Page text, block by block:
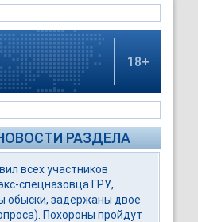
18+
РАЗДЕЛА
всех участников
спецназовца ГРУ,
обыски, задержаны двое
Похороны пройдут